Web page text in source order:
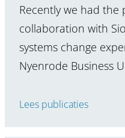
Recently we had the
collaboration with
systems change
Nyenrode Business
Lees publicaties